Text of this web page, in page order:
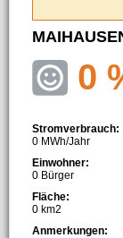
0
Stromverbrauch:
0 MWh/Jahr
Einwohner:
0 Bürger
Fläche:
0 km2
Anmerkungen: